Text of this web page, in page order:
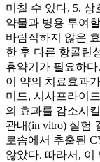
미칠 수 있다. 5.
약물과 병용 투여
바람직하지 않은
한 후 다른 항콜린
휴약기가 필요하
이 약의 치료효과
미드, 시사프라이
의 효과를 감소시
관내(in vitro) 실험
로솜에서 추출된
않았다. 따라서, 이